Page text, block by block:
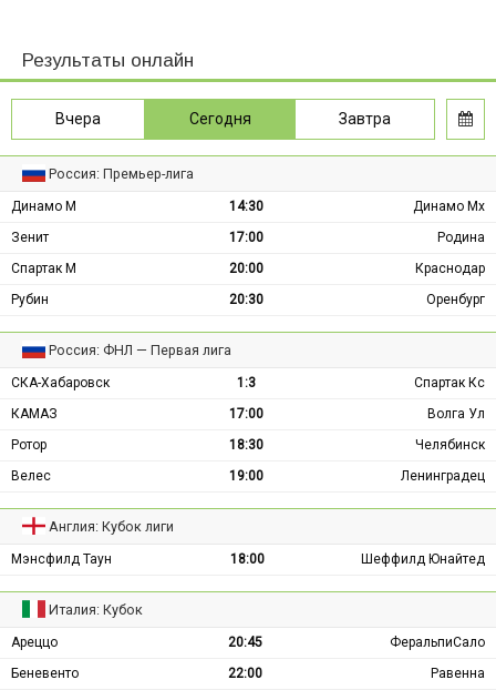
Результаты онлайн
Вчера Сегодня Завтра
Россия: Премьер-лига
Динамо М 14:30
Динамо Мх
Зенит
17:00
Родина
Спартак М
20:00
Краснодар
Рубин
20:30 Оренбург
Россия: ФНЛ — Первая лига
СКА-Хабаровск 1:3
Спартак Кс
КАМАЗ
17:00
Волга Ул
Ротор
18:30
Челябинск
Велес
19:00 Ленинградец
Англия: Кубок лиги
Мэнсфилд Таун 18:00 Шеффилд Юнайтед
Италия: Кубок
Ареццо 20:45
ФеральпиСало
Беневенто
22:00 Равенна